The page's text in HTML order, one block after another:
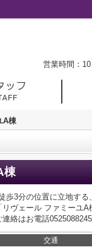
営業時間：
A棟
棟
歩3分の位置に立地す
ヴェール ファミーユ
絡はお電話
交通